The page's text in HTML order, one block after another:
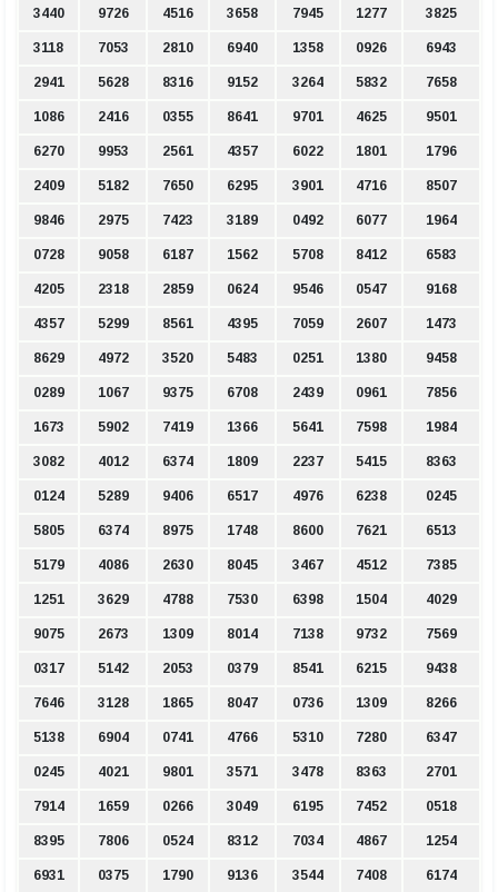
3440 9726 4516 3658 7945 1277 3825
3118 7053 2810 6940 1358 0926 6943
2941 5628 8316 9152 3264 5832 7658
1086 2416 0355 8641 9701 4625 9501
6270 9953 2561 4357 6022 1801 1796
2409 5182 7650 6295 3901 4716 8507
9846 2975 7423 3189 0492 6077 1964
0728 9058 6187 1562 5708 8412 6583
4205 2318 2859 0624 9546 0547 9168
4357 5299 8561 4395 7059 2607 1473
8629 4972 3520 5483 0251 1380 9458
0289 1067 9375 6708 2439 0961 7856
1673 5902 7419 1366 5641 7598 1984
3082 4012 6374 1809 2237 5415 8363
0124 5289 9406 6517 4976 6238 0245
5805 6374 8975 1748 8600 7621 6513
5179 4086 2630 8045 3467 4512 7385
1251 3629 4788 7530 6398 1504 4029
9075 2673 1309 8014 7138 9732 7569
0317 5142 2053 0379 8541 6215 9438
7646 3128 1865 8047 0736 1309 8266
5138 6904 0741 4766 5310 7280 6347
0245 4021 9801 3571 3478 8363 2701
7914 1659 0266 3049 6195 7452 0518
8395 7806 0524 8312 7034 4867 1254
6931 0375 1790 9136 3544 7408 6174